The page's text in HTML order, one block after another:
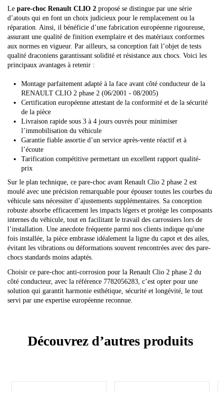
Le pare-choc Renault CLIO 2 proposé se distingue par une série
d’atouts qui en font un choix judicieux pour le remplacement ou la
réparation. Ainsi, il bénéficie d’une fabrication européenne rigoureuse,
assurant une qualité de finition exemplaire et des matériaux conformes
aux normes en vigueur. Par ailleurs, sa conception fait l’objet de tests
qualité draconiens garantissant solidité et résistance aux chocs. Voici les
principaux avantages à retenir :
Montage parfaitement adapté à la face avant côté conducteur de la
RENAULT CLIO 2 phase 2 (06/2001 - 08/2005)
Certification européenne attestant de la conformité et de la sécurité
de la pièce
Livraison rapide sous 3 à 4 jours ouvrés pour minimiser
l’immobilisation du véhicule
Garantie fiable assortie d’un service après-vente réactif et à
l’écoute
Tarification compétitive permettant un excellent rapport qualité-
prix
Sur le plan technique, ce pare-choc avant Renault Clio 2 phase 2 est
moulé avec une précision remarquable pour épouser toutes les courbes du
véhicule sans nécessiter d’ajustements supplémentaires. Sa conception
robuste absorbe efficacement les impacts légers et protège les composants
internes du véhicule, tout en facilitant le travail des carrossiers lors de
l’installation. Une anecdote fréquente parmi nos clients indique qu'une
fois installée, la pièce embrasse idéalement la ligne du capot et des ailes,
évitant les vibrations ou déformations souvent rencontrées avec des pare-
chocs standards moins adaptés.
Choisir ce pare-choc anti-corrosion pour la Renault Clio 2 phase 2 du
côté conducteur, avec la référence 7782056283, c’est opter pour une
solution qui garantit harmonie esthétique, sécurité et longévité, le tout
servi par une expertise européenne reconnue.
Découvrez d’autres produits